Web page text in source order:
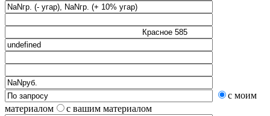
с моим
материалом
с вашим материалом